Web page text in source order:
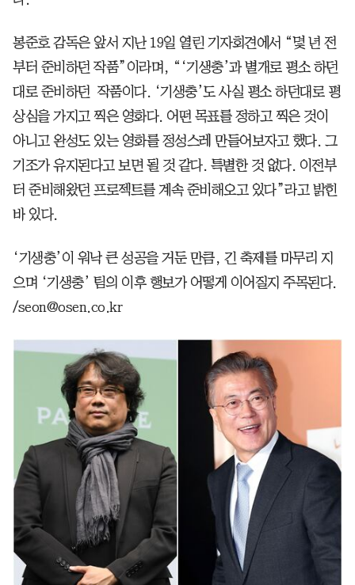
봉준호 감독은 앞서 지난 19일 열린 기자회견에서 “몇 년 전
부터 준비하던 작품”이라며, “‘기생충’과 별개로 평소 하던
대로 준비하던 작품이다. ‘기생충’도 사실 평소 하던대로 평
상심을 가지고 찍은 영화다. 어떤 목표를 정하고 찍은 것이
아니고 완성도 있는 영화를 정성스레 만들어보자고 했다. 그
기조가 유지된다고 보면 될 것 같다. 특별한 것 없다. 이전부
터 준비해왔던 프로젝트를 계속 준비해오고 있다”라고 밝힌
바 있다.
‘기생충’이 워낙 큰 성공을 거둔 만큼, 긴 축제를 마무리 지
으며 ‘기생충’ 팀의 이후 행보가 어떻게 이어질지 주목된다.
/seon@osen.co.kr